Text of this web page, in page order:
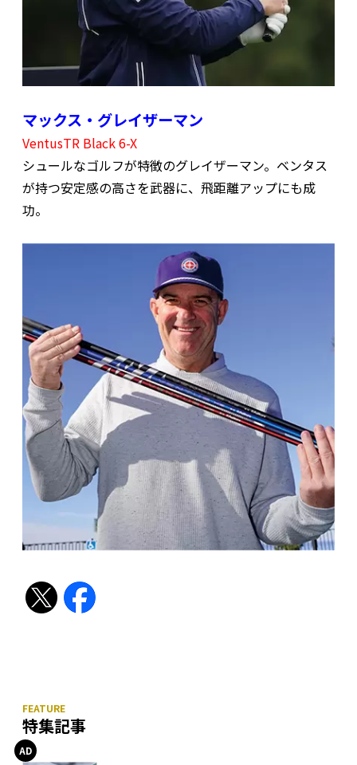
マックス・グレイザーマン
VentusTR Black 6-X
シュールなゴルフが特徴のグレイザーマン。ベンタス
が持つ安定感の高さを武器に、飛距離アップにも成
功。
特集記事